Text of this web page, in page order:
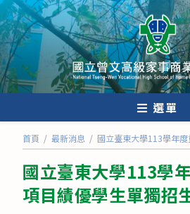
跳
轉
至
主
要
內
選單
首頁 / 最新消息 / 國立臺東大學113學年度
國立臺東大學113學
項目績優學生單獨招